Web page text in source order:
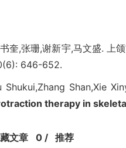
奎,张珊,谢新宇,马文盛. 上
646-652.
Shukui,Zhang Shan,Xie
therapy in
文章 0/ 推荐